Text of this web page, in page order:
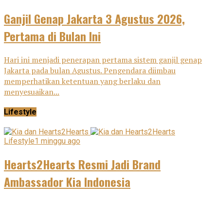
Ganjil Genap Jakarta 3 Agustus 2026,
Pertama di Bulan Ini
Hari ini menjadi penerapan pertama sistem ganjil genap
Jakarta pada bulan Agustus. Pengendara diimbau
memperhatikan ketentuan yang berlaku dan
menyesuaikan...
Lifestyle
Lifestyle1 minggu ago
Hearts2Hearts Resmi Jadi Brand
Ambassador Kia Indonesia